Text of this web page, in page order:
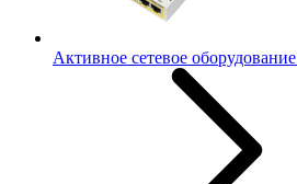
Активное сетевое оборудование